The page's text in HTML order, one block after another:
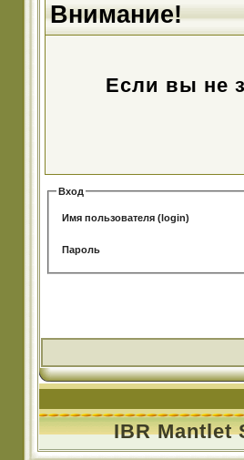
Внимание!
Если вы не
Вход
Имя пользователя (login)
Пароль
IBR Mantlet